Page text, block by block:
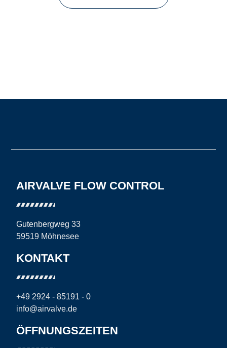
AIRVALVE FLOW CONTROL
Gutenbergweg 33
59519 Möhnesee
KONTAKT
+49 2924 - 85191 - 0
info@airvalve.de
ÖFFNUNGSZEITEN